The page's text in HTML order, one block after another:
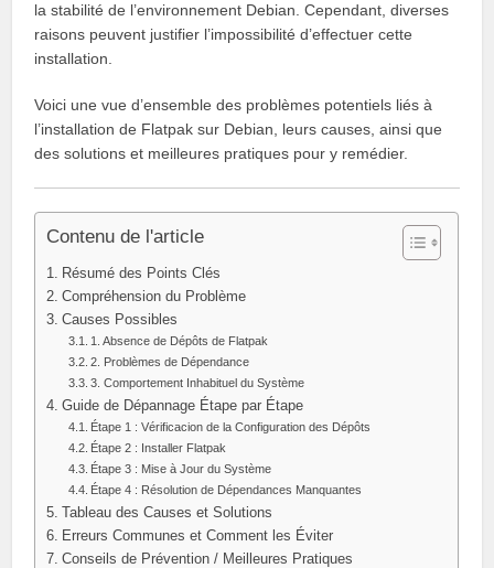
la stabilité de l’environnement Debian. Cependant, diverses
raisons peuvent justifier l’impossibilité d’effectuer cette
installation.
Voici une vue d’ensemble des problèmes potentiels liés à
l’installation de Flatpak sur Debian, leurs causes, ainsi que
des solutions et meilleures pratiques pour y remédier.
Contenu de l'article
Résumé des Points Clés
Compréhension du Problème
Causes Possibles
1. Absence de Dépôts de Flatpak
2. Problèmes de Dépendance
3. Comportement Inhabituel du Système
Guide de Dépannage Étape par Étape
Étape 1 : Vérificacion de la Configuration des Dépôts
Étape 2 : Installer Flatpak
Étape 3 : Mise à Jour du Système
Étape 4 : Résolution de Dépendances Manquantes
Tableau des Causes et Solutions
Erreurs Communes et Comment les Éviter
Conseils de Prévention / Meilleures Pratiques